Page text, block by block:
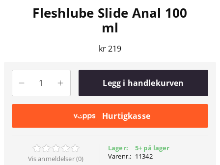
Fleshlube Slide Anal 100
ml
kr 219
Legg i handlekurven
Hurtigkasse
Vis anmeldelser (0)
Lager:
Varenr.:
5+ på lager
11342